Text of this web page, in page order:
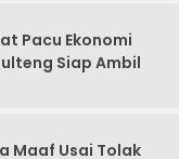
Pacu Ekonomi
Siap Ambil
Maaf Usai Tolak